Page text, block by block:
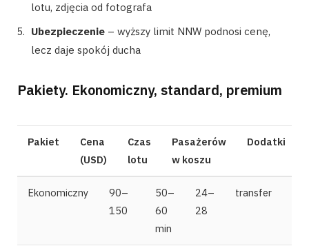
lotu, zdjęcia od fotografa
Ubezpieczenie – wyższy limit NNW podnosi cenę,
lecz daje spokój ducha
Pakiety. Ekonomiczny, standard, premium
Pakiet
Cena
(USD)
Czas
lotu
Pasażerów
w koszu
Dodatki
Ekonomiczny
90–
150
50–
60
min
24–
28
transfer